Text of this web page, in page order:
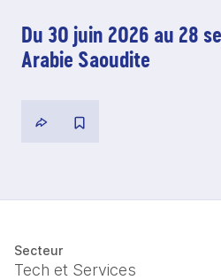
Du 30 juin 2026 au 28
Arabie Saoudite
Secteur
Tech et Services